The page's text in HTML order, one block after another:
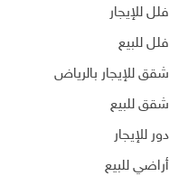
فلل للإيجار
فلل للبيع
شقق للإيجار بالرياض
شقق للبيع
دور للإيجار
أراضي للبيع